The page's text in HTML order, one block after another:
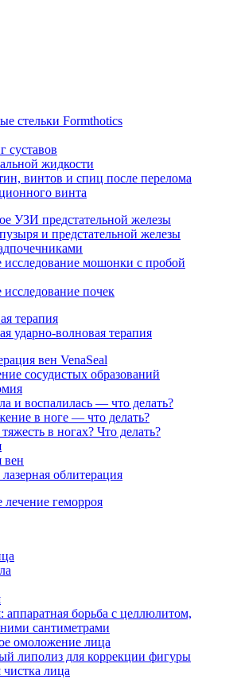
стельки Formthotics
суставов
жидкости
винтов и спиц после перелома
винта
УЗИ предстательной железы
и предстательной железы
исследование мошонки с пробой
исследование почек
терапия
ударно-волновая терапия
вен VenaSeal
сосудистых образований
и воспалилась — что делать?
в ноге — что делать?
в ногах? Что делать?
вен
облитерация
лечение геморроя
аппаратная борьба с целлюлитом,
сантиметрами
омоложение лица
липолиз для коррекции фигуры
чистка лица